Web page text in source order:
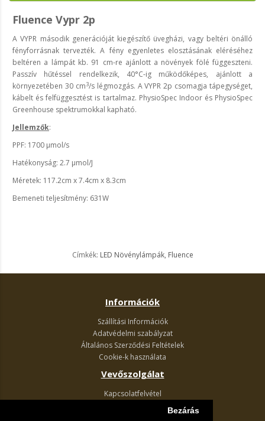
Bezárás
Fluence Vypr 2p
A VYPR második generációját kiegészítő üvegházi, vagy beltéri önálló
fényforrásnak tervezték. A fény egyenletes elosztásának eléréséhez
beltéren a lámpát kb. 91 cm-re ajánlott a növények fölé függeszteni.
Passzív hűtéssel rendelkezik, 40°C-ig működőképes, ajánlott a
környezetében 30 cm3/s légmozgás. A VYPR 2p csomagja tápegységet,
kábelt és felfüggesztést is tartalmaz. PhysioSpec Indoor és PhysioSpec
Greenhouse spektrumokkal kapható.
Jellemzők:
PPF: 1700 µmol/s
Hatékonyság: 2.7 µmol/J
Méretek: 117.2cm x 7.4cm x 8.3cm
Bemeneti teljesítmény: 631W
Címkék: LED Növénylámpák, Fluence
Információk
Szállítási Információk
Adatvédelmi szabályzat
Általános Szerződési Feltételek
Cookie-k használata
Vevőszolgálat
Kapcsolatfelvétel